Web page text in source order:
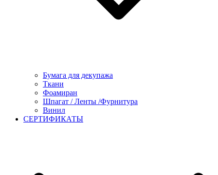
Бумага для декупажа
Ткани
Фоамиран
Шпагат / Ленты /Фурнитура
Винил
СЕРТИФИКАТЫ